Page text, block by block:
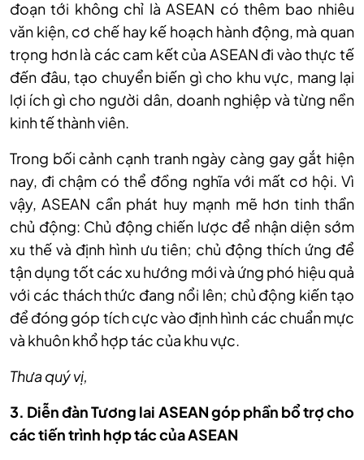
đoạn tới không chỉ là ASEAN có thêm bao nhiêu
văn kiện, cơ chế hay kế hoạch hành động, mà quan
trọng hơn là các cam kết của ASEAN đi vào thực tế
đến đâu, tạo chuyển biến gì cho khu vực, mang lại
lợi ích gì cho người dân, doanh nghiệp và từng nền
kinh tế thành viên.
Trong bối cảnh cạnh tranh ngày càng gay gắt hiện
nay, đi chậm có thể đồng nghĩa với mất cơ hội. Vì
vậy, ASEAN cần phát huy mạnh mẽ hơn tinh thần
chủ động: Chủ động chiến lược để nhận diện sớm
xu thế và định hình ưu tiên; chủ động thích ứng để
tận dụng tốt các xu hướng mới và ứng phó hiệu quả
với các thách thức đang nổi lên; chủ động kiến tạo
để đóng góp tích cực vào định hình các chuẩn mực
và khuôn khổ hợp tác của khu vực.
Thưa quý vị,
3. Diễn đàn Tương lai ASEAN góp phần bổ trợ cho
các tiến trình hợp tác của ASEAN